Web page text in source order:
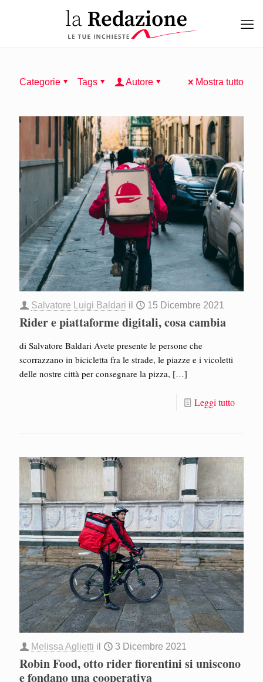
Categorie Tags Autore Mostra tutto
Salvatore Luigi Baldari il 15 Dicembre 2021
Rider e piattaforme digitali, cosa cambia
di Salvatore Baldari Avete presente le persone che
scorrazzano in bicicletta fra le strade, le piazze e i vicoletti
delle nostre città per consegnare la pizza, […]
Leggi tutto
Melissa Aglietti il 3 Dicembre 2021
Robin Food, otto rider fiorentini si uniscono
e fondano una cooperativa